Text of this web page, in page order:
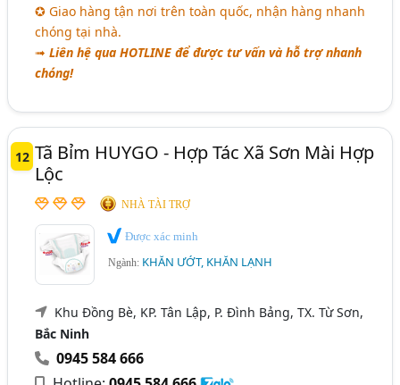
✪ Giao hàng tận nơi trên toàn quốc, nhận hàng nhanh
chóng tại nhà.
➟Liên hệ qua HOTLINE để được tư vấn và hỗ trợ nhanh
chóng!
12 Tã Bỉm HUYGO - Hợp Tác Xã Sơn Mài Hợp
Lộc
NHÀ TÀI TRỢ
Được xác minh
Ngành: KHĂN ƯỚT, KHĂN LẠNH
Khu Đồng Bè, KP. Tân Lập, P. Đình Bảng, TX. Từ Sơn,
Bắc Ninh
0945 584 666